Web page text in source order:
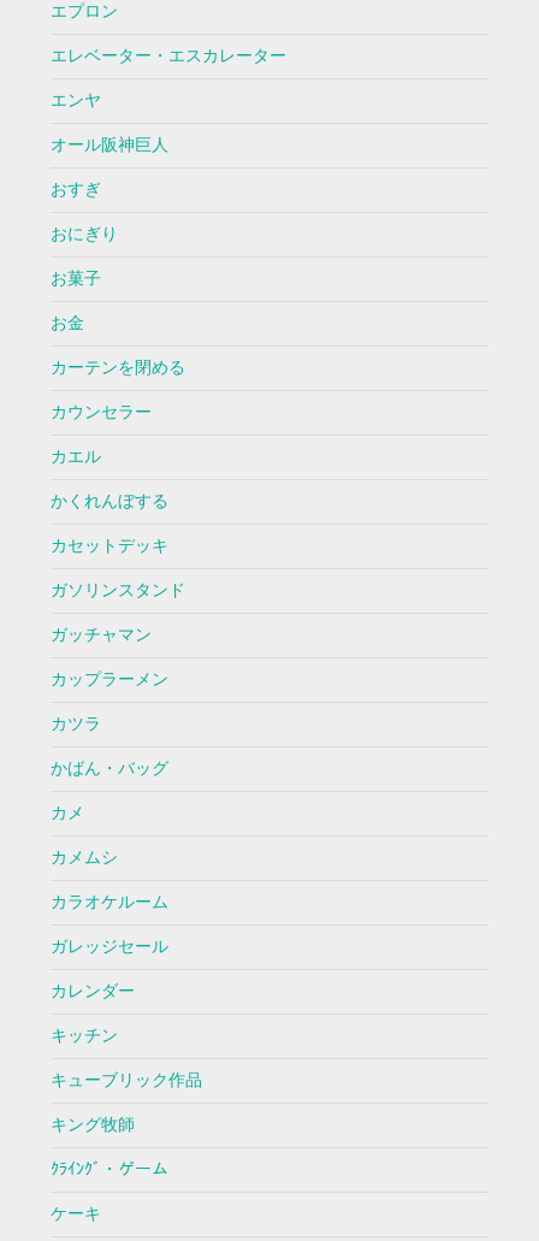
エプロン
エレベーター・エスカレーター
エンヤ
オール阪神巨人
おすぎ
おにぎり
お菓子
お金
カーテンを閉める
カウンセラー
カエル
かくれんぼする
カセットデッキ
ガソリンスタンド
ガッチャマン
カップラーメン
カツラ
かばん・バッグ
カメ
カメムシ
カラオケルーム
ガレッジセール
カレンダー
キッチン
キューブリック作品
キング牧師
ｸﾗｲﾝｸﾞ・ゲーム
ケーキ